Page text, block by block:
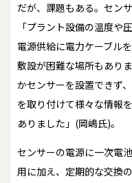
だが、課題もある。セン
「プラント設備の温度や
電源供給に電力ケーブル
敷設が困難な場所もあり
かセンサーを設置できず
を取り付けて様々な情報
ありました」(岡嶋氏)。
センサーの電源に一次電
用に加え、定期的な交換